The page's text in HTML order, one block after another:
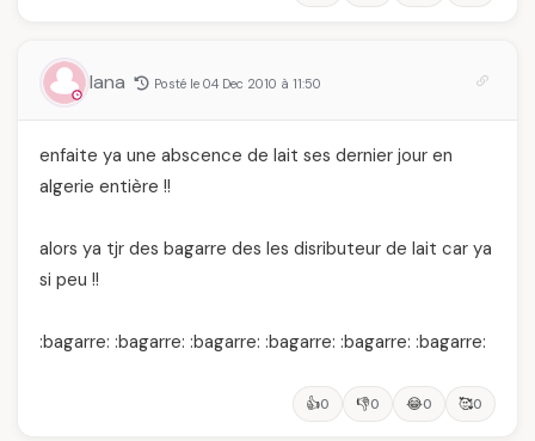
lana Posté le 04 Dec 2010 à 11:50
enfaite ya une abscence de lait ses dernier jour en
algerie entière !!
alors ya tjr des bagarre des les disributeur de lait car ya
si peu !!
:bagarre: :bagarre: :bagarre: :bagarre: :bagarre: :bagarre:
👍0 👎0 😂0 🥰0